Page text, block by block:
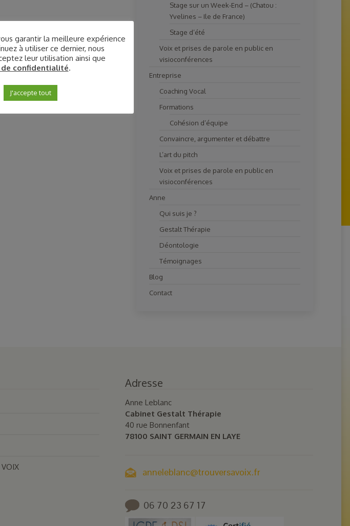
Stage sur un Week-End – (Chatou :
Yvelines – Ile de France)
Stage d’été
Voix et prises de parole en public en
visioconférences
Entreprise
Coaching Vocal
Formations
Cohésion d’équipe
Convaincre, argumenter et débattre
L’art du pitch
Voix et prises de parole en public en
visioconférences
Anne
Qui suis je ?
Gestalt Thérapie
Déontologie
Témoignages
Blog
Contact
Adresse
Anne Leblanc
Cabinet Gestalt Thérapie
40 rue Bonnenfant
78100 SAINT GERMAIN EN LAYE
anneleblanc@trouversavoix.fr
06 70 23 67 17
garantir la meilleure expérience
à utiliser ce dernier, nous
leur utilisation ainsi que
confidentialité.
J'accepte tout